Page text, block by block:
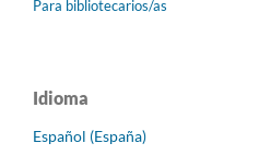
Para bibliotecarios/as
Idioma
Español (España)